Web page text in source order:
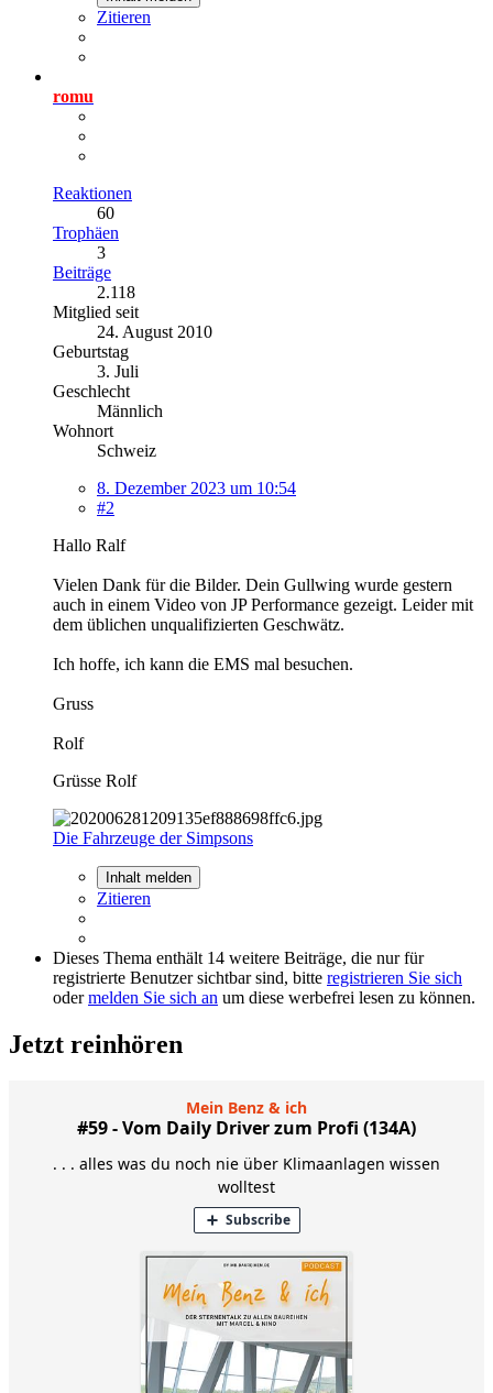
Zitieren
romu
Reaktionen
60
Trophäen
3
Beiträge
2.118
Mitglied seit
24. August 2010
Geburtstag
3. Juli
Geschlecht
Männlich
Wohnort
Schweiz
8. Dezember 2023 um 10:54
#2
Hallo Ralf
Vielen Dank für die Bilder. Dein Gullwing wurde gestern
auch in einem Video von JP Performance gezeigt. Leider mit
dem üblichen unqualifizierten Geschwätz.
Ich hoffe, ich kann die EMS mal besuchen.
Gruss
Rolf
Grüsse Rolf
Die Fahrzeuge der Simpsons
Inhalt melden
Zitieren
Dieses Thema enthält 14 weitere Beiträge, die nur für
registrierte Benutzer sichtbar sind, bitte registrieren Sie sich
odermelden Sie sich an um diese werbefrei lesen zu können.
Jetzt reinhören